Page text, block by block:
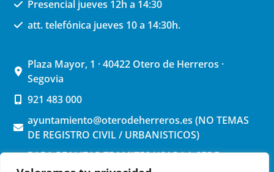
Presencial jueves 12h a 14:30
att. telefónica jueves 10 a 14:30h.
Plaza Mayor, 1 · 40422 Otero de Herreros ·
Segovia
921 483 000
ayuntamiento@oterodeherreros.es (NO TEMAS
DE REGISTRO CIVIL / URBANISTICOS)
PARA REALIZAR TRAMITES USAR LA SEDE